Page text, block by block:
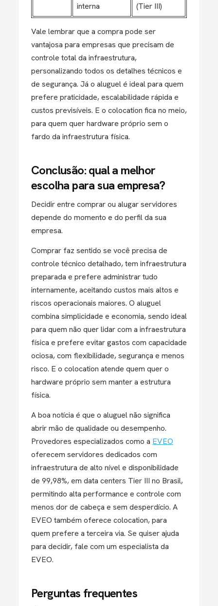
interna
(Tier III)
Vale lembrar que a compra pode ser
vantajosa para empresas que precisam de
controle total da infraestrutura,
personalizando todos os detalhes técnicos e
de segurança. Já o aluguel é ideal para quem
prefere praticidade, escalabilidade rápida e
custos previsíveis. E o colocation fica no meio,
para quem quer hardware próprio sem o
fardo da infraestrutura física.
Conclusão: qual a melhor
escolha para sua empresa?
Decidir entre comprar ou alugar servidores
depende do momento e do perfil da sua
empresa.
Comprar faz sentido se você precisa de
controle técnico detalhado, tem infraestrutura
preparada e prefere administrar tudo
internamente, aceitando custos mais altos e
riscos operacionais maiores. O aluguel
combina simplicidade e economia, sendo ideal
para quem não quer lidar com a infraestrutura
física e prefere evitar gastos com capacidade
ociosa, com flexibilidade, segurança e menos
risco. E o colocation atende quem quer o
hardware próprio sem manter a estrutura
física.
A boa notícia é que o aluguel não significa
abrir mão de qualidade ou desempenho.
Provedores especializados como a EVEO
oferecem servidores dedicados com
infraestrutura de alto nível e disponibilidade
de 99,98%, em data centers Tier III no Brasil,
permitindo alta performance e controle com
menos dor de cabeça e sem desperdício. A
EVEO também oferece colocation, para
quem prefere a terceira via. Se quiser ajuda
para decidir, fale com um especialista da
EVEO.
Perguntas frequentes